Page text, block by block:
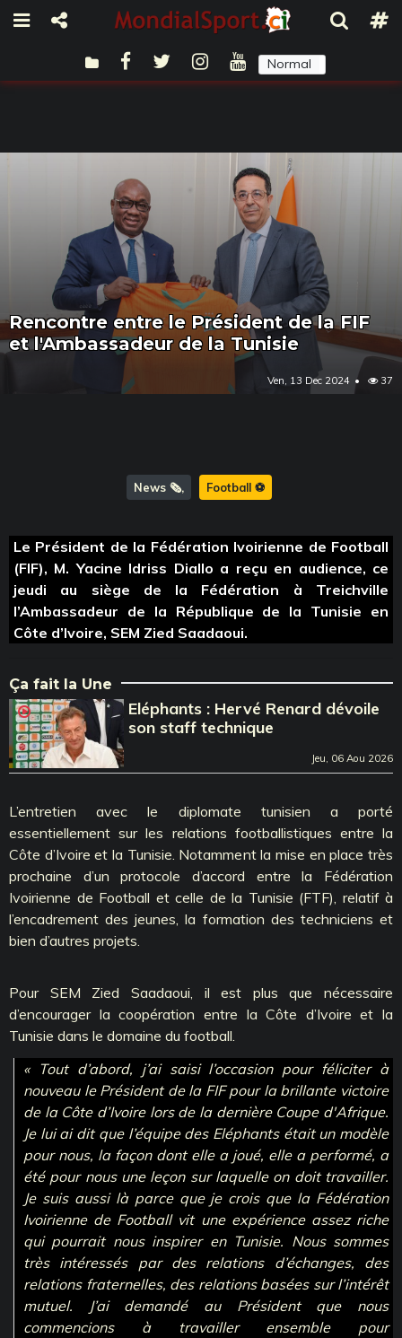
Normal
Rencontre entre le Président de la FIF
et l'Ambassadeur de la Tunisie
Ven, 13 Dec 2024 37
News 🗞️ Football ⚽️
Le Président de la Fédération Ivoirienne de Football
(FIF), M. Yacine Idriss Diallo a reçu en audience, ce
jeudi au siège de la Fédération à Treichville
l’Ambassadeur de la République de la Tunisie en
Côte d’Ivoire, SEM Zied Saadaoui.
Ça fait la Une
Eléphants : Hervé Renard dévoile
son staff technique
Jeu, 06 Aou 2026
L’entretien avec le diplomate tunisien a porté
essentiellement sur les relations footballistiques entre la
Côte d’Ivoire et la Tunisie. Notamment la mise en place très
prochaine d’un protocole d’accord entre la Fédération
Ivoirienne de Football et celle de la Tunisie (FTF), relatif à
l’encadrement des jeunes, la formation des techniciens et
bien d’autres projets.
Pour SEM Zied Saadaoui, il est plus que nécessaire
d’encourager la coopération entre la Côte d’Ivoire et la
Tunisie dans le domaine du football.
« Tout d’abord, j’ai saisi l’occasion pour féliciter à
nouveau le Président de la FIF pour la brillante victoire
de la Côte d’Ivoire lors de la dernière Coupe d'Afrique.
Je lui ai dit que l’équipe des Eléphants était un modèle
pour nous, la façon dont elle a joué, elle a performé, a
été pour nous une leçon sur laquelle on doit travailler.
Je suis aussi là parce que je crois que la Fédération
Ivoirienne de Football vit une expérience assez riche
qui pourrait nous inspirer en Tunisie. Nous sommes
très intéressés par des relations d’échanges, des
relations fraternelles, des relations basées sur l’intérêt
mutuel. J’ai demandé au Président que nous
commencions à travailler ensemble pour